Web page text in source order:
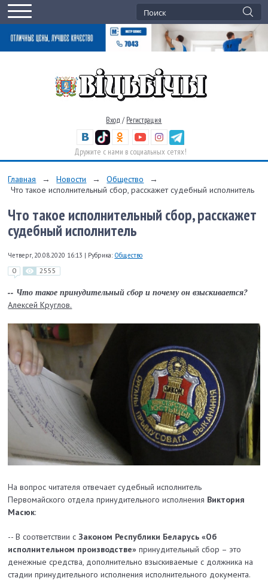
Вход / Регистрация
Дружите с нами в социальных сетях!
Главная → Новости → Общество
→
Что такое исполнительный сбор, расскажет судебный исполнитель
Что такое исполнительный сбор, расскажет
судебный исполнитель
Четверг, 20.08.2020 16:13 | Рубрика: Общество
0 2555
-- Что такое принудительный сбор и почему он взыскивается?
Алексей Круглов.
На вопрос читателя отвечает судебный исполнитель
Первомайского отдела принудительного исполнения Виктория
Масюк:
-- В соответствии сЗаконом Республики Беларусь «Об
исполнительном производстве»принудительный сбор – это
денежные средства, дополнительно взыскиваемые с должника на
стадии принудительного исполнения исполнительного документа.